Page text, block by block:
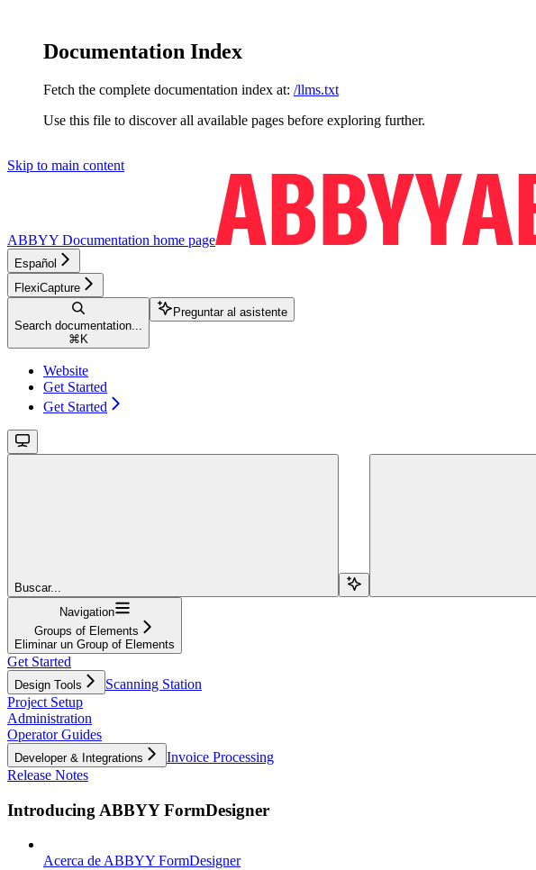
Documentation Index
Fetch the complete documentation index at: /llms.txt
Use this file to discover all available pages before exploring further.
Skip to main content
ABBYY Documentation home page
Español
FlexiCapture
Search documentation...
⌘ K
Preguntar al asistente
Website
Get Started
Get Started
Buscar...
Navigation
Groups of Elements
Eliminar un Group of Elements
Get Started
Design Tools
Scanning Station
Project Setup
Administration
Operator Guides
Developer & Integrations
Invoice Processing
Release Notes
Introducing ABBYY FormDesigner
Acerca de ABBYY FormDesigner